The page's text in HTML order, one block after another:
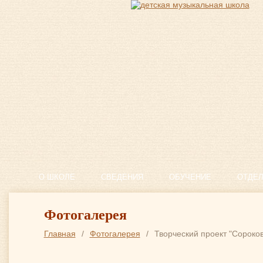
О ШКОЛЕ СВЕДЕНИЯ ОБУЧЕНИЕ
Фотогалерея
Главная / Фотогалерея / Творческий проект